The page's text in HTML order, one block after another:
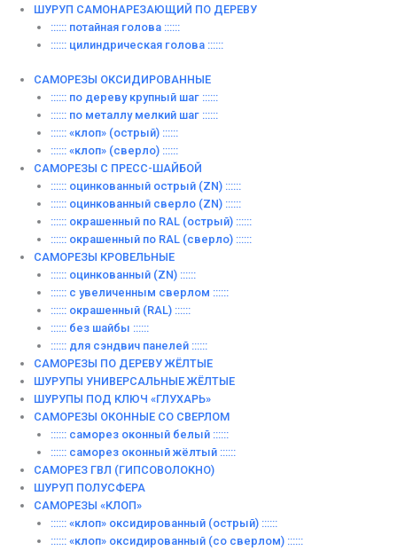
ШУРУП САМОНАРЕЗАЮЩИЙ ПО ДЕРЕВУ
:::::: потайная голова ::::::
:::::: цилиндрическая голова ::::::
САМОРЕЗЫ ОКСИДИРОВАННЫЕ
:::::: по дереву крупный шаг ::::::
:::::: по металлу мелкий шаг ::::::
:::::: «клоп» (острый) ::::::
:::::: «клоп» (сверло) ::::::
САМОРЕЗЫ С ПРЕСС-ШАЙБОЙ
:::::: оцинкованный острый (ZN) ::::::
:::::: оцинкованный сверло (ZN) ::::::
:::::: окрашенный по RAL (острый) ::::::
:::::: окрашенный по RAL (сверло) ::::::
САМОРЕЗЫ КРОВЕЛЬНЫЕ
:::::: оцинкованный (ZN) ::::::
:::::: с увеличенным сверлом ::::::
:::::: окрашенный (RAL) ::::::
:::::: без шайбы ::::::
:::::: для сэндвич панелей ::::::
САМОРЕЗЫ ПО ДЕРЕВУ ЖЁЛТЫЕ
ШУРУПЫ УНИВЕРСАЛЬНЫЕ ЖЁЛТЫЕ
ШУРУПЫ ПОД КЛЮЧ «ГЛУХАРЬ»
САМОРЕЗЫ ОКОННЫЕ СО СВЕРЛОМ
:::::: саморез оконный белый ::::::
:::::: саморез оконный жёлтый ::::::
САМОРЕЗ ГВЛ (ГИПСОВОЛОКНО)
ШУРУП ПОЛУСФЕРА
САМОРЕЗЫ «КЛОП»
:::::: «клоп» оксидированный (острый) ::::::
:::::: «клоп» оксидированный (со сверлом) ::::::